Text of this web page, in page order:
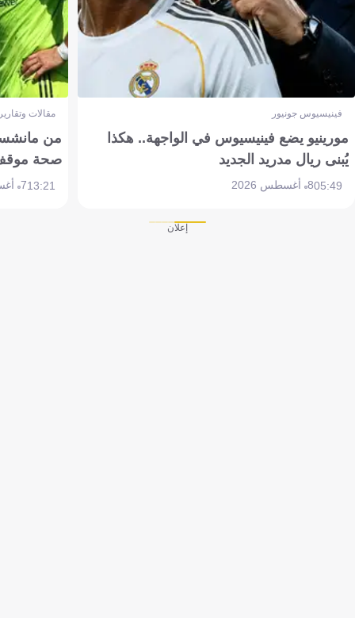
فينيسيوس جونيور
مورينيو يضع فينيسيوس في الواجهة.. هكذا
يُبنى ريال مدريد الجديد
05:498 أغسطس 2026
مقالات
من
صحة موقف
13:217 أغسطس 2026
إعلان